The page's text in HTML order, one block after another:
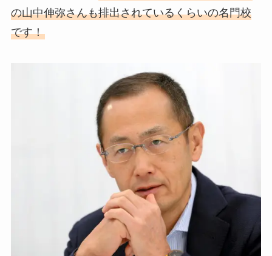
の山中伸弥さんも排出されているくらいの名門校
です！